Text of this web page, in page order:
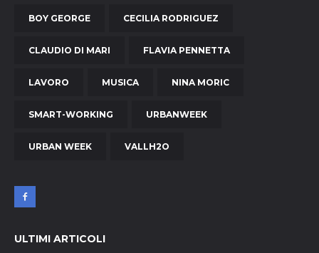
BOY GEORGE CECILIA RODRIGUEZ
CLAUDIO DI MARI FLAVIA PENNETTA
LAVORO MUSICA NINA MORIC
SMART-WORKING URBANWEEK
URBAN WEEK VALLH2O
ULTIMI ARTICOLI